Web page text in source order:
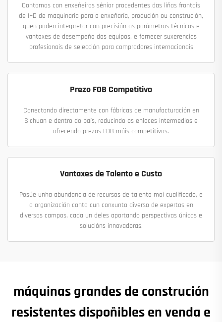
Contamos con enxeñeiros sénior procedentes das liñas frontais
de I+D de maquinaria para a enxeñaría, produción ou construción,
quen poden interpretar con precisión os parámetros técnicos e
vantaxes de desempeño dos equipos, e fornecer suxerencias
profesionais de selección para compradores internacionais
Prezo FOB Competitivo
Conectando directamente con fábricas de manufacturación en
Sichuan e dentro do país, reducindo os enlaces intermedios e
ofrecendo prezos FOB máis competitivos.
Vantaxes de Talento e Custo
Posúe unha abundancia de recursos de talento moi cualificado, e
a organización conta cun conxunto diverso de expertos en
diversos campos, cada un deles aportando perspectivas únicas e
solucións innovadoras.
máquinas grandes de construción
resistentes dispoñibles en venda e